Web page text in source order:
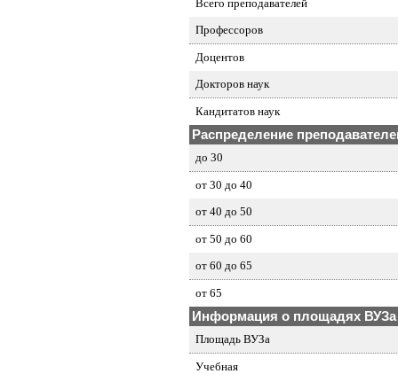
Всего преподавателей
Профессоров
Доцентов
Докторов наук
Кандитатов наук
Распределение
до 30
от 30 до 40
от 40 до 50
от 50 до 60
от 60 до 65
от 65
Информация о площадях ВУЗа
Площадь ВУЗа
Учебная